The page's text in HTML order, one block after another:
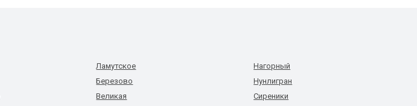
Ламутское
Березово
Великая
Нагорный
Нунлигран
Сиреники